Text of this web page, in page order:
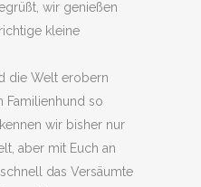
wir genießen
kleine
die Welt erobern
Familienhund so
wir bisher nur
aber mit Euch an
das Versäumte